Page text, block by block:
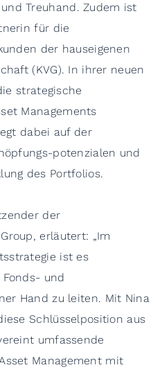
Treuhand. Zudem ist
für die
der hauseigenen
(KVG). In ihrer neuen
strategische
Managements
dabei auf der
potenzialen und
des Portfolios.
der
erläutert: „Im
ist es
und
Hand zu leiten. Mit Nina
Schlüsselposition aus
umfassende
Management mit